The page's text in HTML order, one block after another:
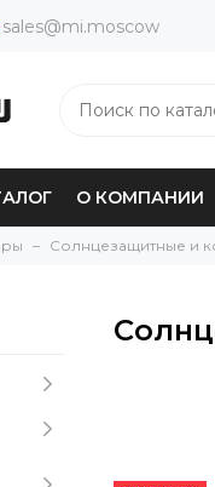
sales@mi.moscow
О КОМПАНИИ
Солнцезащитные и